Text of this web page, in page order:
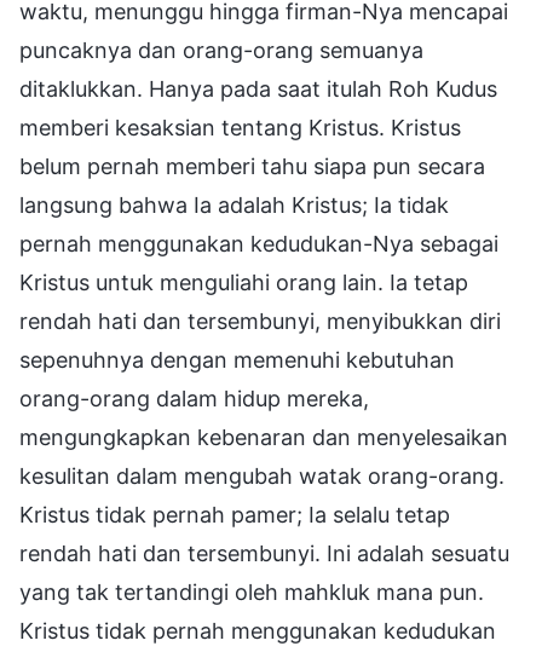
waktu, menunggu hingga firman-Nya mencapai
puncaknya dan orang-orang semuanya
ditaklukkan. Hanya pada saat itulah Roh Kudus
memberi kesaksian tentang Kristus. Kristus
belum pernah memberi tahu siapa pun secara
langsung bahwa Ia adalah Kristus; Ia tidak
pernah menggunakan kedudukan-Nya sebagai
Kristus untuk menguliahi orang lain. Ia tetap
rendah hati dan tersembunyi, menyibukkan diri
sepenuhnya dengan memenuhi kebutuhan
orang-orang dalam hidup mereka,
mengungkapkan kebenaran dan menyelesaikan
kesulitan dalam mengubah watak orang-orang.
Kristus tidak pernah pamer; Ia selalu tetap
rendah hati dan tersembunyi. Ini adalah sesuatu
yang tak tertandingi oleh mahkluk mana pun.
Kristus tidak pernah menggunakan kedudukan